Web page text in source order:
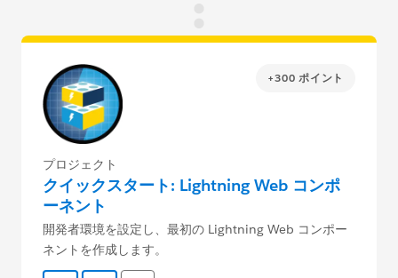
+300 ポイント
プロジェクト
クイックスタート: Lightning Web コンポ
ーネント
開発者環境を設定し、最初の Lightning Web コンポー
ネントを作成します。